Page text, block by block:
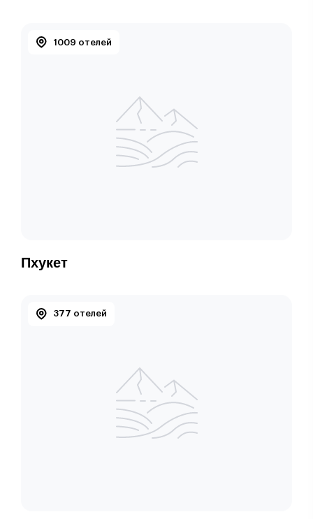
1009 отелей
Пхукет
377 отелей